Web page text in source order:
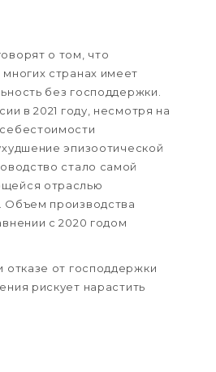
о том, что
странах имеет
без господдержки.
в 2021 году, несмотря на
эпизоотической
стало самой
отраслью
Объем производства
с 2020 годом
отказе от господдержки
рискует нарастить